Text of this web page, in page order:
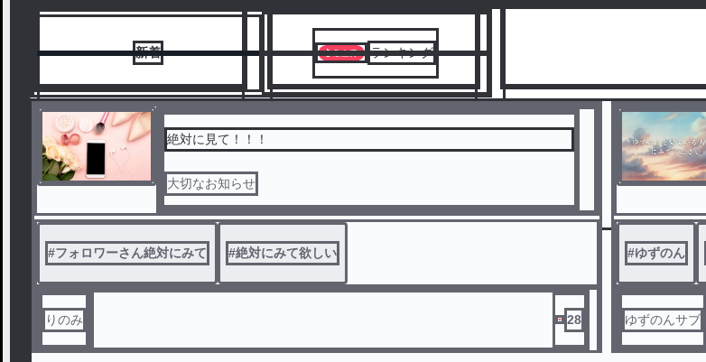
6 7 8
新着 ランキング
絶対に見て！！！
大切なお知らせ
#フォロワーさん絶対にみて #絶対にみて欲しい
りのみ 28
#ゆずのん
ゆずのんサブ